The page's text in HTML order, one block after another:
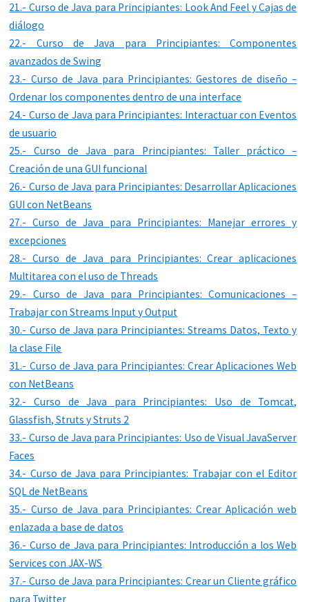
21.- Curso de Java para Principiantes: Look And Feel y Cajas de
diálogo
22.- Curso de Java para Principiantes: Componentes
avanzados de Swing
23.- Curso de Java para Principiantes: Gestores de diseño –
Ordenar los componentes dentro de una interface
24.- Curso de Java para Principiantes: Interactuar con Eventos
de usuario
25.- Curso de Java para Principiantes: Taller práctico –
Creación de una GUI funcional
26.- Curso de Java para Principiantes: Desarrollar Aplicaciones
GUI con NetBeans
27.- Curso de Java para Principiantes: Manejar errores y
excepciones
28.- Curso de Java para Principiantes: Crear aplicaciones
Multitarea con el uso de Threads
29.- Curso de Java para Principiantes: Comunicaciones –
Trabajar con Streams Input y Output
30.- Curso de Java para Principiantes: Streams Datos, Texto y
la clase File
31.- Curso de Java para Principiantes: Crear Aplicaciones Web
con NetBeans
32.- Curso de Java para Principiantes: Uso de Tomcat,
Glassfish, Struts y Struts 2
33.- Curso de Java para Principiantes: Uso de Visual JavaServer
Faces
34.- Curso de Java para Principiantes: Trabajar con el Editor
SQL de NetBeans
35.- Curso de Java para Principiantes: Crear Aplicación web
enlazada a base de datos
36.- Curso de Java para Principiantes: Introducción a los Web
Services con JAX-WS
37.- Curso de Java para Principiantes: Crear un Cliente gráfico
para Twitter